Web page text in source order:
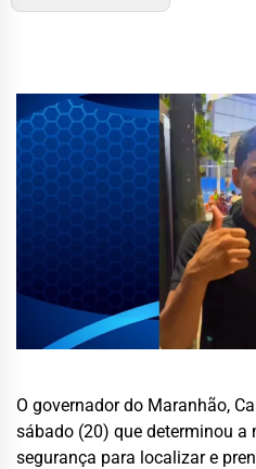
O governador do Maranhão,
sábado (20) que determinou
segurança para localizar e